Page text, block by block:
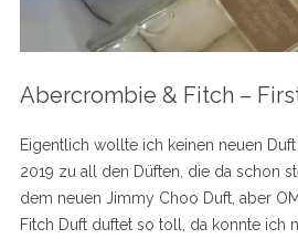
Abercrombie & Fitch –
Eigentlich wollte ich keinen neuen
2019 zu all den Düften, die da schon
dem neuen Jimmy Choo Duft, aber
Fitch Duft duftet so toll, da konnte ich